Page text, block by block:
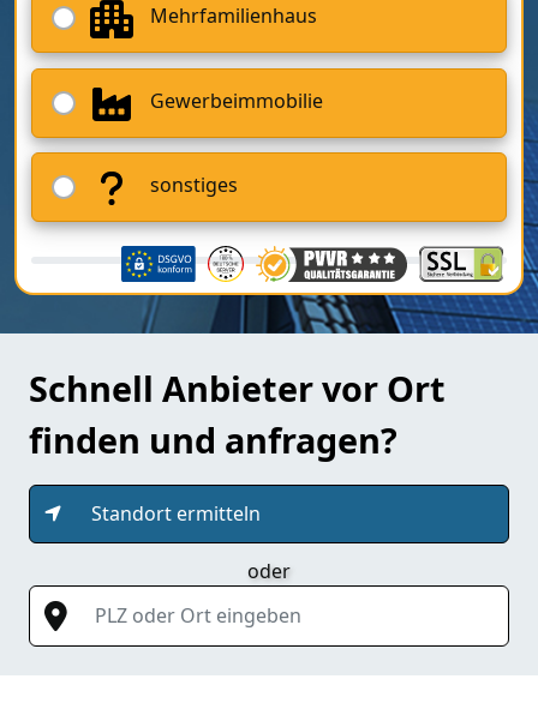
Mehrfamilienhaus
Gewerbeimmobilie
sonstiges
Schnell Anbieter vor Ort
finden und anfragen?
Standort ermitteln
oder
PLZ oder Ort eingeben